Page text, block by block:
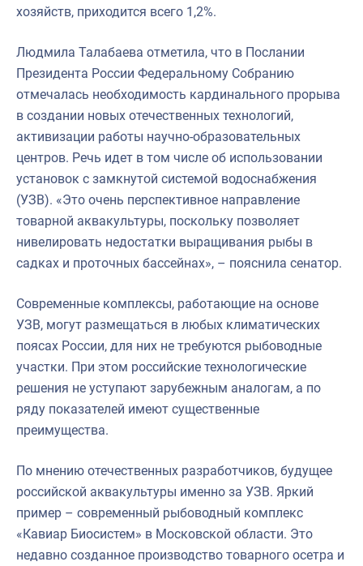
хозяйств, приходится всего 1,2%.
Людмила Талабаева отметила, что в Послании
Президента России Федеральному Собранию
отмечалась необходимость кардинального прорыва
в создании новых отечественных технологий,
активизации работы научно-образовательных
центров. Речь идет в том числе об использовании
установок с замкнутой системой водоснабжения
(УЗВ). «Это очень перспективное направление
товарной аквакультуры, поскольку позволяет
нивелировать недостатки выращивания рыбы в
садках и проточных бассейнах», – пояснила сенатор.
Современные комплексы, работающие на основе
УЗВ, могут размещаться в любых климатических
поясах России, для них не требуются рыбоводные
участки. При этом российские технологические
решения не уступают зарубежным аналогам, а по
ряду показателей имеют существенные
преимущества.
По мнению отечественных разработчиков, будущее
российской аквакультуры именно за УЗВ. Яркий
пример – современный рыбоводный комплекс
«Кавиар Биосистем» в Московской области. Это
недавно созданное производство товарного осетра и